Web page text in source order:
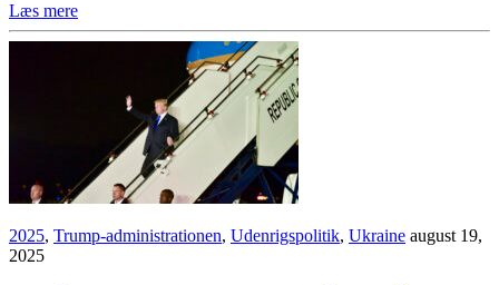
Læs mere
2025, Trump-administrationen, Udenrigspolitik, Ukraine august 19,
2025